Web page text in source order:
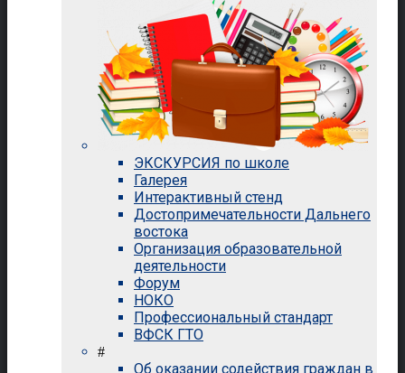
ЭКСКУРСИЯ по школе
Галерея
Интерактивный стенд
Достопримечательности Дальнего
востока
Организация образовательной
деятельности
Форум
НОКО
Профессиональный стандарт
ВФСК ГТО
#
Об оказании содействия граждан в